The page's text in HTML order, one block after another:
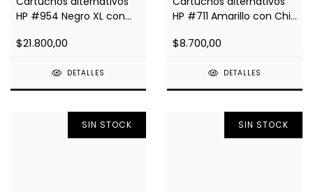
HP #954 Negro XL con
8210
$21.800,00
DETALLES
HP #711 Amarillo con Chip
$8.700,00
DETALLES
SIN STOCK SIN STOCK